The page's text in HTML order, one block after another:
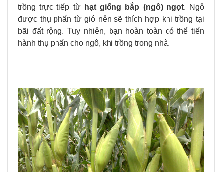
trồng trực tiếp từ hạt giống bắp (ngô) ngọt. Ngô
được thụ phấn từ gió nên sẽ thích hợp khi trồng tại
bãi đất rộng. Tuy nhiên, bạn hoàn toàn có thể tiến
hành thụ phấn cho ngô, khi trồng trong nhà.